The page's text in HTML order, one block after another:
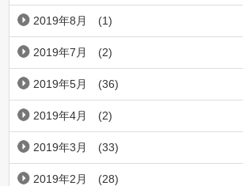
2019年8月 (1)
2019年7月 (2)
2019年5月 (36)
2019年4月 (2)
2019年3月 (33)
2019年2月 (28)